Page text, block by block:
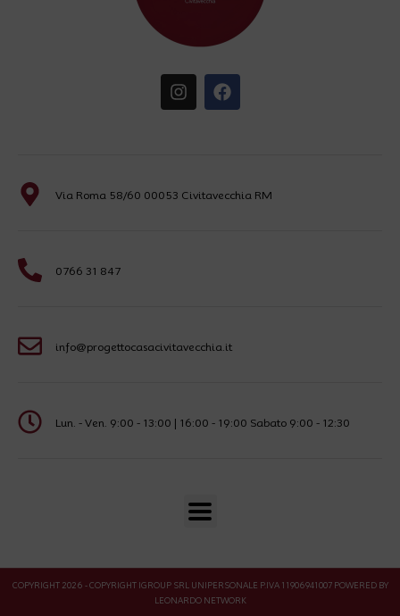
Via Roma 58/60 00053 Civitavecchia RM
0766 31 847
info@progettocasacivitavecchia.it
Lun. - Ven. 9:00 - 13:00 | 16:00 - 19:00 Sabato 9:00 - 12:30
COPYRIGHT 2026 - COPYRIGHT IGROUP SRL UNIPERSONALE P.IVA 11906941007 POWERED BY
LEONARDO NETWORK